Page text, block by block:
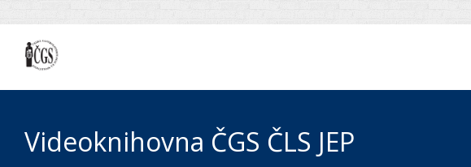
Videoknihovna ČGS ČLS JEP